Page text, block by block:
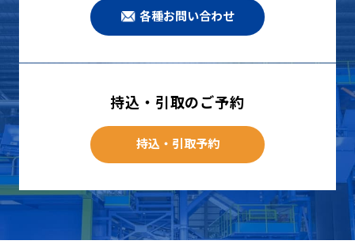
各種お問い合わせ
持込・引取のご予約
持込・引取予約